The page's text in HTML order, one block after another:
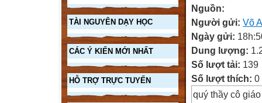
TÀI NGUYÊN DẠY HỌC
CÁC Ý KIẾN MỚI NHẤT
HỖ TRỢ TRỰC TUYẾN
Nguồn:
Người gửi: Võ
Ngày gửi:
Dung lượng:
Số lượt tải: 139
Số lượt thích: 0
quý thầy cô